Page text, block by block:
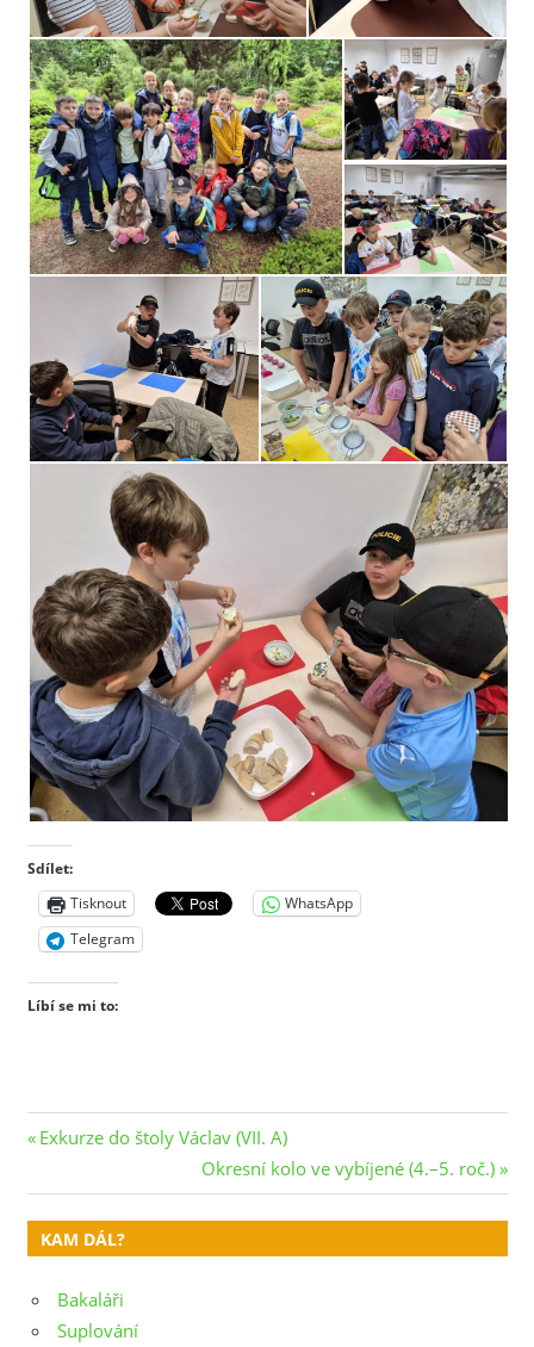
Sdílet:
Tisknout
WhatsApp
Telegram
Líbí se mi to:
Navigace
pro
příspěvek
Previous
Exkurze do štoly Václav (VII. A)
Next
Post:
Okresní kolo ve vybíjené (4.–5. roč.)
KAM DÁL?
Bakaláři
Suplování